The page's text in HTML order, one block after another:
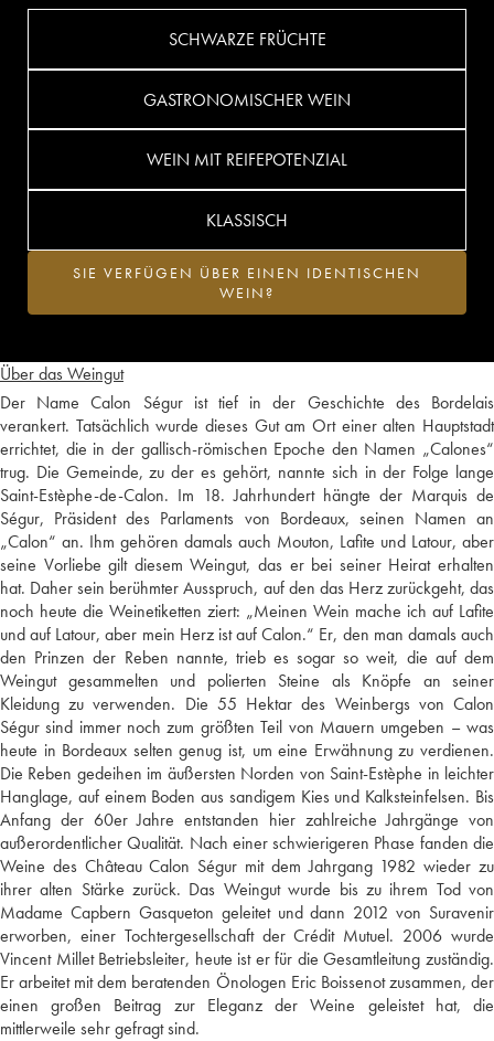
Über das Weingut
Der Name Calon Ségur ist tief in der Geschichte des Bordelais
verankert. Tatsächlich wurde dieses Gut am Ort einer alten Hauptstadt
errichtet, die in der gallisch-römischen Epoche den Namen „Calones“
trug. Die Gemeinde, zu der es gehört, nannte sich in der Folge lange
Saint-Estèphe-de-Calon. Im 18. Jahrhundert hängte der Marquis de
Ségur, Präsident des Parlaments von Bordeaux, seinen Namen an
„Calon“ an. Ihm gehören damals auch Mouton, Lafite und Latour, aber
seine Vorliebe gilt diesem Weingut, das er bei seiner Heirat erhalten
hat. Daher sein berühmter Ausspruch, auf den das Herz zurückgeht, das
noch heute die Weinetiketten ziert: „Meinen Wein mache ich auf Lafite
und auf Latour, aber mein Herz ist auf Calon.“ Er, den man damals auch
den Prinzen der Reben nannte, trieb es sogar so weit, die auf dem
Weingut gesammelten und polierten Steine als Knöpfe an seiner
Kleidung zu verwenden. Die 55 Hektar des Weinbergs von Calon
Ségur sind immer noch zum größten Teil von Mauern umgeben – was
heute in Bordeaux selten genug ist, um eine Erwähnung zu verdienen.
Die Reben gedeihen im äußersten Norden von Saint-Estèphe in leichter
Hanglage, auf einem Boden aus sandigem Kies und Kalksteinfelsen. Bis
Anfang der 60er Jahre entstanden hier zahlreiche Jahrgänge von
außerordentlicher Qualität. Nach einer schwierigeren Phase fanden die
Weine des Château Calon Ségur mit dem Jahrgang 1982 wieder zu
ihrer alten Stärke zurück. Das Weingut wurde bis zu ihrem Tod von
Madame Capbern Gasqueton geleitet und dann 2012 von Suravenir
erworben, einer Tochtergesellschaft der Crédit Mutuel. 2006 wurde
Vincent Millet Betriebsleiter, heute ist er für die Gesamtleitung zuständig.
Er arbeitet mit dem beratenden Önologen Eric Boissenot zusammen, der
einen großen Beitrag zur Eleganz der Weine geleistet hat, die
mittlerweile sehr gefragt sind.
SCHWARZE FRÜCHTE
GASTRONOMISCHER WEIN
WEIN MIT REIFEPOTENZIAL
KLASSISCH
SIE VERFÜGEN ÜBER EINEN IDENTISCHEN
WEIN?